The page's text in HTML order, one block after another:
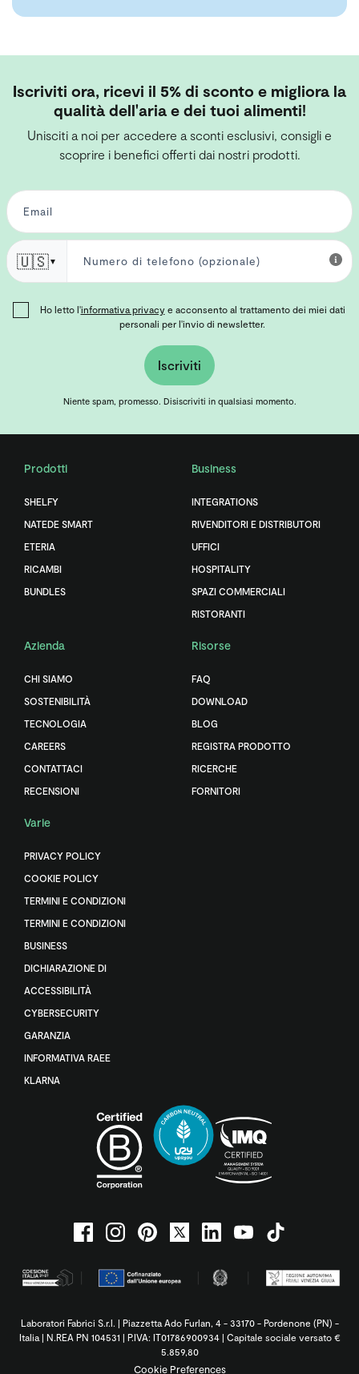
Iscriviti ora, ricevi il 5% di sconto e migliora la
qualità dell'aria e dei tuoi alimenti!
Unisciti a noi per accedere a sconti esclusivi, consigli e
scoprire i benefici offerti dai nostri prodotti.
🇺🇸▼
Ho letto l'informativa privacye acconsento al trattamento dei miei dati
personali per l'invio di newsletter.
Iscriviti
Niente spam, promesso. Disiscriviti in qualsiasi momento.
Prodotti
SHELFY
NATEDE SMART
ETERIA
RICAMBI
BUNDLES
Business
INTEGRATIONS
RIVENDITORI E DISTRIBUTORI
UFFICI
HOSPITALITY
SPAZI COMMERCIALI
RISTORANTI
Azienda
CHI SIAMO
SOSTENIBILITÀ
TECNOLOGIA
CAREERS
CONTATTACI
RECENSIONI
Risorse
FAQ
DOWNLOAD
BLOG
REGISTRA PRODOTTO
RICERCHE
FORNITORI
Varie
PRIVACY POLICY
COOKIE POLICY
TERMINI E CONDIZIONI
TERMINI E CONDIZIONI
BUSINESS
DICHIARAZIONE DI
ACCESSIBILITÀ
CYBERSECURITY
GARANZIA
INFORMATIVA RAEE
KLARNA
Laboratori Fabrici S.r.l. | Piazzetta Ado Furlan, 4 - 33170 - Pordenone (PN) -
Italia | N.REA PN 104531 | P.IVA: IT01786900934 | Capitale sociale versato €
5.859,80
Cookie Preferences